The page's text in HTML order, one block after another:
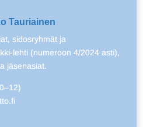
Tauriainen
sidosryhmät ja
lehti (numeroon 4/2024 asti),
jäsenasiat.